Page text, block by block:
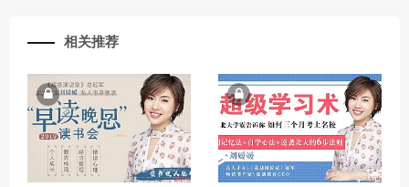
相关推荐